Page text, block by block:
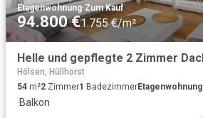
Etagenwohnung·Zum Kauf
94.800 €1.755 €/m²
Hölsen, Hüllhorst
54 m²2 Zimmer1 BadezimmerEtagenwohnung
·Balkon